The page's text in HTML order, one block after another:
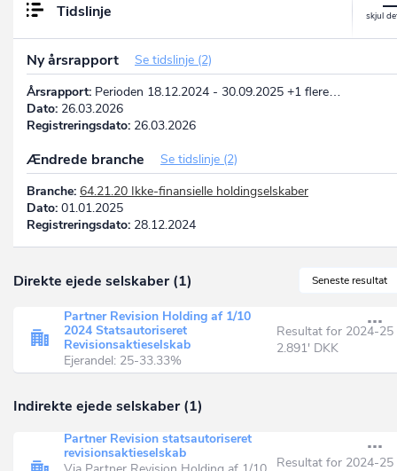
Tidslinje
Ny årsrapport
Se tidslinje (2)
Årsrapport: Perioden 18.12.2024 - 30.09.2025 +1 flere…
Dato: 26.03.2026
Registreringsdato: 26.03.2026
Ændrede branche
Se tidslinje (2)
Branche: 64.21.20 Ikke-finansielle holdingselskaber
Dato: 01.01.2025
Registreringsdato: 28.12.2024
Seneste resultat
Direkte ejede selskaber (1)
Partner Revision Holding af 1/10
2024 Statsautoriseret
Revisionsaktieselskab
Ejerandel: 25-33.33%
Resultat for 2024-25
2.891' DKK
Indirekte ejede selskaber (1)
Partner Revision statsautoriseret
revisionsaktieselskab
Resultat for 2024-25